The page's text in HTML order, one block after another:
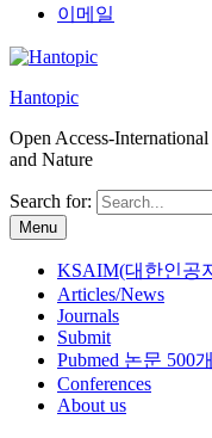
이메일
Hantopic
Open Access-
and Nature
Search for:
Menu
KSAIM(대한인공
Articles/News
Journals
Submit
Pubmed 논문 500
Conferences
About us